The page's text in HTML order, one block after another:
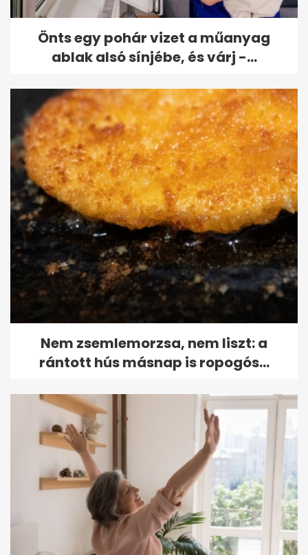
Önts egy pohár vizet a műanyag
ablak alsó sínjébe, és várj -...
Nem zsemlemorzsa, nem liszt: a
rántott hús másnap is ropogós...